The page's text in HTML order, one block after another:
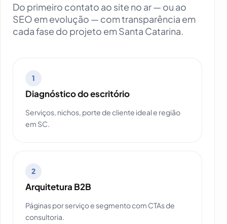
Do primeiro contato ao site no ar — ou ao
SEO em evolução — com transparência em
cada fase do projeto em Santa Catarina.
1
Diagnóstico do escritório
Serviços, nichos, porte de cliente ideal e região
em SC.
2
Arquitetura B2B
Páginas por serviço e segmento com CTAs de
consultoria.